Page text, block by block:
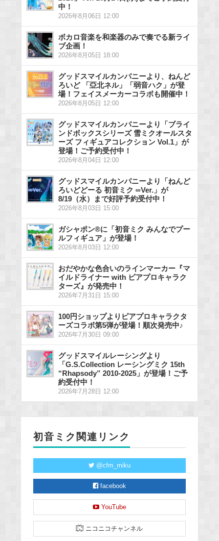
中！
2026年8月06日 12:00
ボカロ音楽を和楽器のみで奏でる新ライ
ブ企画！
2026年8月05日 18:00
グッドスマイルカンパニーより、ねんど
ろいど 「亞北ネル」「弱音ハク」が登
場！フェイスメーカーコラボも開催中！
2026年8月05日 12:00
グッドスマイルカンパニーより「ブライ
ンドボックスシリーズ 雪ミクオールスタ
ーズ フィギュアコレクション Vol.1」が
登場！ご予約受付中！
2026年8月04日 12:00
グッドスマイルカンパニーより「ねんど
ろいどどーる 初音ミク ∞Ver.」が
8/19（水）まで好評予約受付中！
2026年8月03日 15:00
ガシャポン®に「初音ミク みんなでプー
ルフィギュア」が登場！
2026年8月03日 12:00
おだやかな色合いのラインマーカー『マ
イルドライナー with ピアプロキャラク
ターズ』が発売中！
2026年7月31日 15:00
100円ショップよりピアプロキャラクタ
ーズコラボ第5弾が登場！順次発売中♪
2026年7月30日 09:00
グッドスマイルレーシングより
「G.S.Collection レーシングミク 15th
“Rhapsody” 2010-2025」が登場！ご予
約受付中！
2026年7月28日 12:00
初音ミク関連リンク
@cfm_miku
facebook
YouTube
ニコニコチャンネル